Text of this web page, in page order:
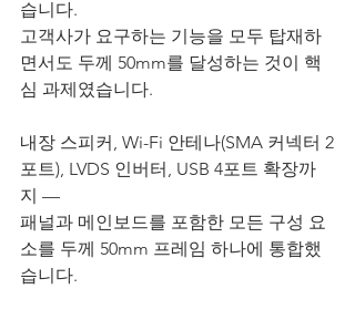
습니다.
고객사가 요구하는 기능을 모두 탑재하
면서도 두께 50mm를 달성하는 것이 핵
심 과제였습니다.
내장 스피커, Wi-Fi 안테나(SMA 커넥터 2
포트), LVDS 인버터, USB 4포트 확장까
지 —
패널과 메인보드를 포함한 모든 구성 요
소를 두께 50mm 프레임 하나에 통합했
습니다.